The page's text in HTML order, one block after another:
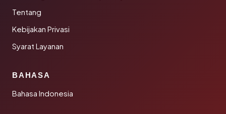
Tentang
Kebijakan Privasi
Syarat Layanan
BAHASA
Bahasa Indonesia